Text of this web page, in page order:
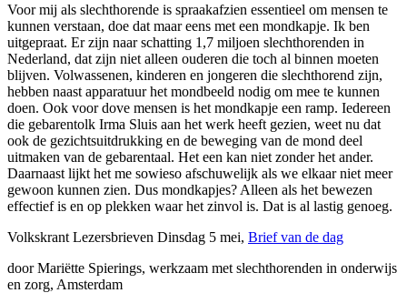
Voor mij als slechthorende is spraakafzien essentieel om mensen te
kunnen verstaan, doe dat maar eens met een mondkapje. Ik ben
uitgepraat. Er zijn naar schatting 1,7 miljoen slechthorenden in
Nederland, dat zijn niet alleen ouderen die toch al binnen moeten
blijven. Volwassenen, kinderen en jongeren die slechthorend zijn,
hebben naast apparatuur het mondbeeld nodig om mee te kunnen
doen. Ook voor dove mensen is het mondkapje een ramp. Iedereen
die ­gebarentolk Irma Sluis aan het werk heeft gezien, weet nu dat
ook de gezichtsuitdrukking en de beweging van de mond deel
uitmaken van de gebarentaal. Het een kan niet zonder het ander.
Daarnaast lijkt het me sowieso afschuwelijk als we elkaar niet meer
gewoon kunnen zien. Dus mondkapjes? Alleen als het bewezen
effectief is en op plekken waar het zinvol is. Dat is al lastig genoeg.
Volkskrant Lezersbrieven Dinsdag 5 mei, Brief van de dag
door Mariëtte Spierings, werkzaam met slechthorenden in onderwijs
en zorg, Amsterdam